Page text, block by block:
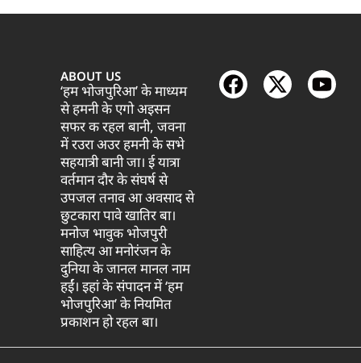
ABOUT US
‘हम भोजपुरिआ’ के माध्यम
से हमनी के एगो अइसन
सफर क रहल बानी, जवना
में रउरा अउर हमनी के सभे
सहयात्री बानी जा। ई यात्रा
वर्तमान दौर के संघर्ष से
उपजल तनाव आ अवसाद से
छुटकारा पावे खातिर बा।
मनोज भावुक भोजपुरी
साहित्य आ मनोरंजन के
दुनिया के जानल मानल नाम
हईं। इहां के संपादन में ‘हम
भोजपुरिआ’ के नियमित
प्रकाशन हो रहल बा।